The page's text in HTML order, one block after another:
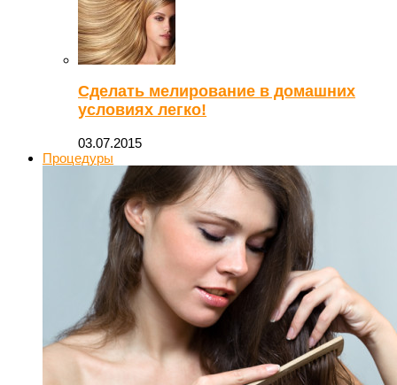
Сделать мелирование в домашних
условиях легко!
03.07.2015
Процедуры